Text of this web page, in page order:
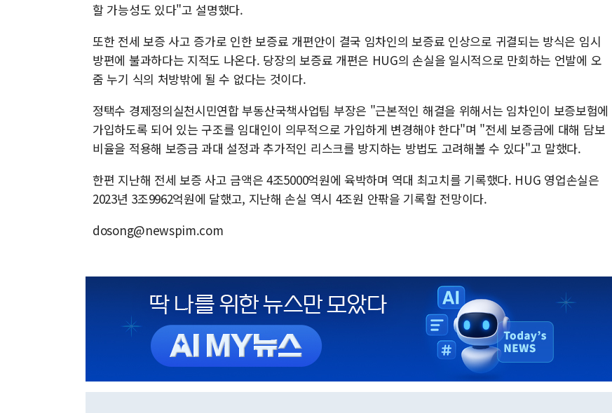
할 가능성도 있다"고 설명했다.
또한 전세 보증 사고 증가로 인한 보증료 개편안이 결국 임차인의 보증료 인상으로 귀결되는 방식은 임시
방편에 불과하다는 지적도 나온다. 당장의 보증료 개편은 HUG의 손실을 일시적으로 만회하는 언발에 오
줌 누기 식의 처방밖에 될 수 없다는 것이다.
정택수 경제정의실천시민연합 부동산국책사업팀 부장은 "근본적인 해결을 위해서는 임차인이 보증보험에
가입하도록 되어 있는 구조를 임대인이 의무적으로 가입하게 변경해야 한다"며 "전세 보증금에 대해 담보
비율을 적용해 보증금 과대 설정과 추가적인 리스크를 방지하는 방법도 고려해볼 수 있다"고 말했다.
한편 지난해 전세 보증 사고 금액은 4조5000억원에 육박하며 역대 최고치를 기록했다. HUG 영업손실은
2023년 3조9962억원에 달했고, 지난해 손실 역시 4조원 안팎을 기록할 전망이다.
dosong@newspim.com